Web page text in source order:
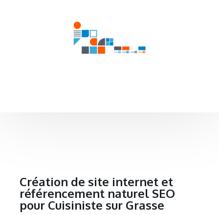
Création de site internet et
référencement naturel SEO
pour Cuisiniste sur Grasse